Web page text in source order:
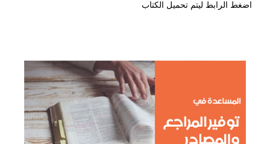
اضغط الرابط ليتم تحميل الكتاب